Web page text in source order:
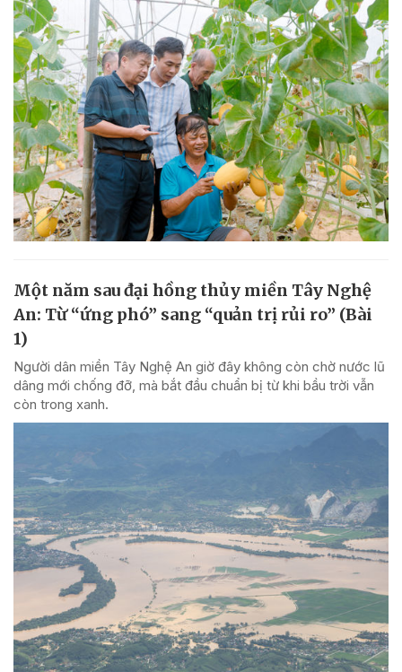
Một năm sau đại hồng thủy miền Tây Nghệ
An: Từ “ứng phó” sang “quản trị rủi ro” (Bài
1)
Người dân miền Tây Nghệ An giờ đây không còn chờ nước lũ
dâng mới chống đỡ, mà bắt đầu chuẩn bị từ khi bầu trời vẫn
còn trong xanh.